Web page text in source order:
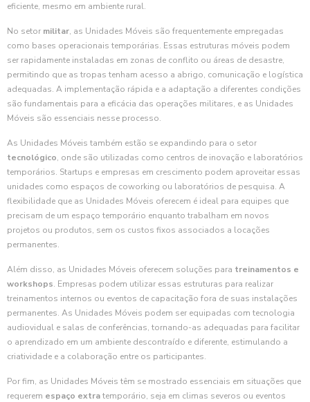
eficiente, mesmo em ambiente rural.
No setor militar, as Unidades Móveis são frequentemente empregadas
como bases operacionais temporárias. Essas estruturas móveis podem
ser rapidamente instaladas em zonas de conflito ou áreas de desastre,
permitindo que as tropas tenham acesso a abrigo, comunicação e logística
adequadas. A implementação rápida e a adaptação a diferentes condições
são fundamentais para a eficácia das operações militares, e as Unidades
Móveis são essenciais nesse processo.
As Unidades Móveis também estão se expandindo para o setor
tecnológico, onde são utilizadas como centros de inovação e laboratórios
temporários. Startups e empresas em crescimento podem aproveitar essas
unidades como espaços de coworking ou laboratórios de pesquisa. A
flexibilidade que as Unidades Móveis oferecem é ideal para equipes que
precisam de um espaço temporário enquanto trabalham em novos
projetos ou produtos, sem os custos fixos associados a locações
permanentes.
Além disso, as Unidades Móveis oferecem soluções para treinamentos e
workshops. Empresas podem utilizar essas estruturas para realizar
treinamentos internos ou eventos de capacitação fora de suas instalações
permanentes. As Unidades Móveis podem ser equipadas com tecnologia
audiovidual e salas de conferências, tornando-as adequadas para facilitar
o aprendizado em um ambiente descontraído e diferente, estimulando a
criatividade e a colaboração entre os participantes.
Por fim, as Unidades Móveis têm se mostrado essenciais em situações que
requerem espaço extratemporário, seja em climas severos ou eventos